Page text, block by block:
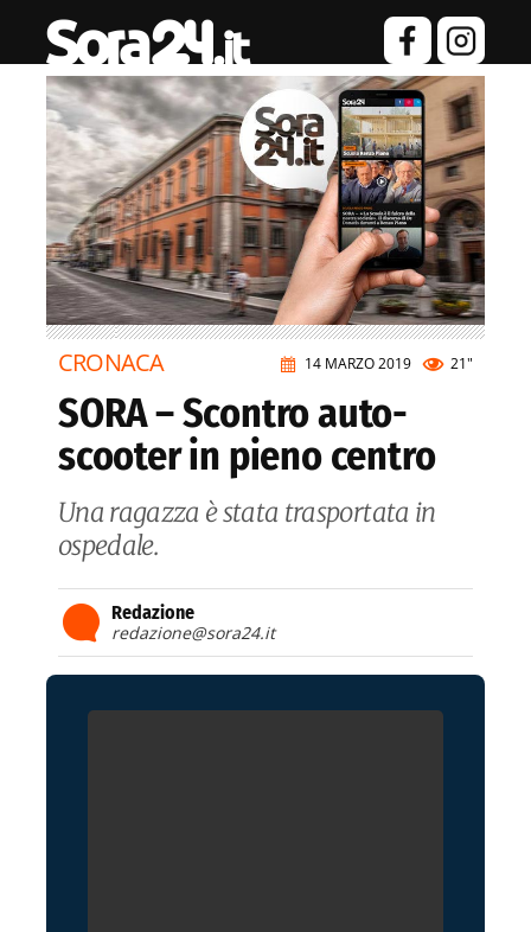
14 MARZO 2019 21"
CRONACA
SORA – Scontro auto-
scooter in pieno centro
Una ragazza è stata trasportata in
ospedale.
Redazione
redazione@sora24.it